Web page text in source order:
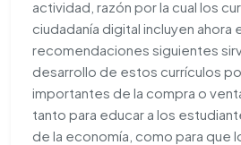
actividad, razón por la cual los
ciudadanía digital incluyen ahora
recomendaciones siguientes
desarrollo de estos currículos
importantes de la compra o
tanto para educar a los
de la economía, como para que